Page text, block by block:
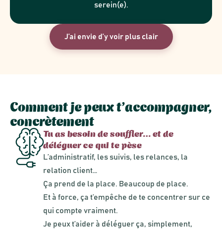
serein(e).
J’ai envie d’y voir plus clair
Comment je peux t’accompagner,
concrètement
Tu as besoin de souffler… et de
déléguer ce qui te pèse
L’administratif, les suivis, les relances, la
relation client…
Ça prend de la place. Beaucoup de place.
Et à force, ça t’empêche de te concentrer sur ce
qui compte vraiment.
Je peux t’aider à déléguer ça, simplement,